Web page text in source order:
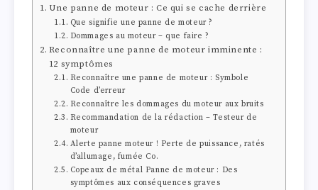
Une panne de moteur : Ce qui se cache derrière
Que signifie une panne de moteur ?
Dommages au moteur – que faire ?
Reconnaître une panne de moteur imminente :
12 symptômes
Reconnaître une panne de moteur : Symbole
Code d’erreur
Reconnaître les dommages du moteur aux bruits
Recommandation de la rédaction – Testeur de
moteur
Alerte panne moteur ! Perte de puissance, ratés
d’allumage, fumée Co.
Copeaux de métal Panne de moteur : Des
symptômes aux conséquences graves